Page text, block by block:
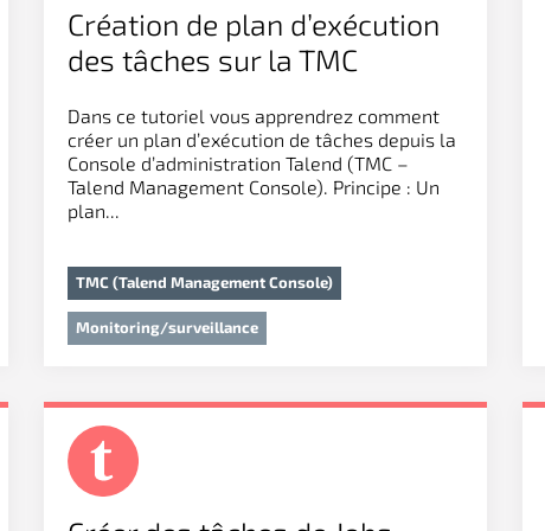
Création de plan d’exécution
des tâches sur la TMC
Dans ce tutoriel vous apprendrez comment
créer un plan d’exécution de tâches depuis la
Console d’administration Talend (TMC –
Talend Management Console). Principe : Un
plan...
TMC (Talend Management Console)
Monitoring/surveillance